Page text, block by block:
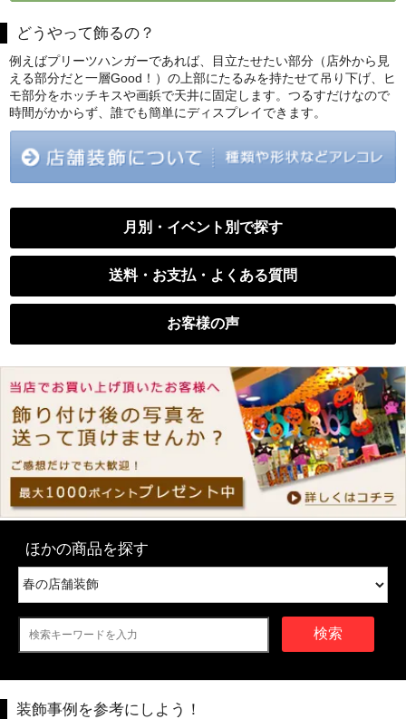
どうやって飾るの？
例えばプリーツハンガーであれば、目立たせたい部分（店外から見
える部分だと一層Good！）の上部にたるみを持たせて吊り下げ、ヒ
モ部分をホッチキスや画鋲で天井に固定します。つるすだけなので
時間がかからず、誰でも簡単にディスプレイできます。
月別・イベント別で探す
送料・お支払・よくある質問
お客様の声
ほかの商品を探す
検索
装飾事例を参考にしよう！